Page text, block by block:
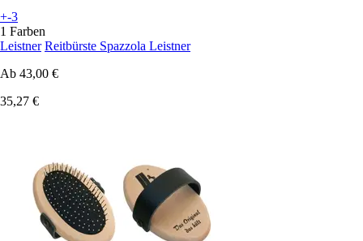
+-3
1 Farben
Leistner Reitbürste Spazzola Leistner
Ab 43,00 €
35,27 €